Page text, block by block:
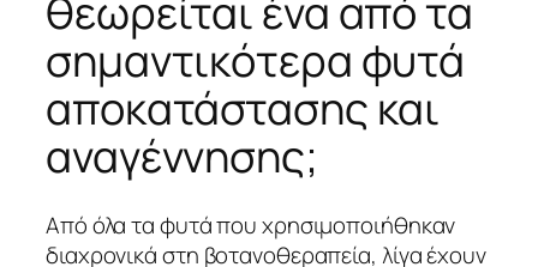
θεωρείται ένα από τα
σημαντικότερα φυτά
αποκατάστασης και
αναγέννησης;
Από όλα τα φυτά που χρησιμοποιήθηκαν
διαχρονικά στη βοτανοθεραπεία, λίγα έχουν